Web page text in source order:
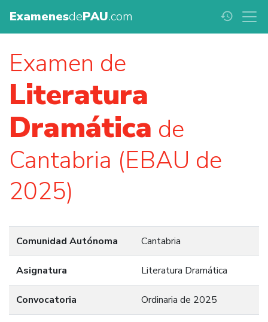
ExamenesdePAU.com history
Examen de
Literatura
Dramática de
Cantabria (EBAU de
2025)
Comunidad Autónoma Cantabria
Asignatura Literatura Dramática
Convocatoria Ordinaria de 2025